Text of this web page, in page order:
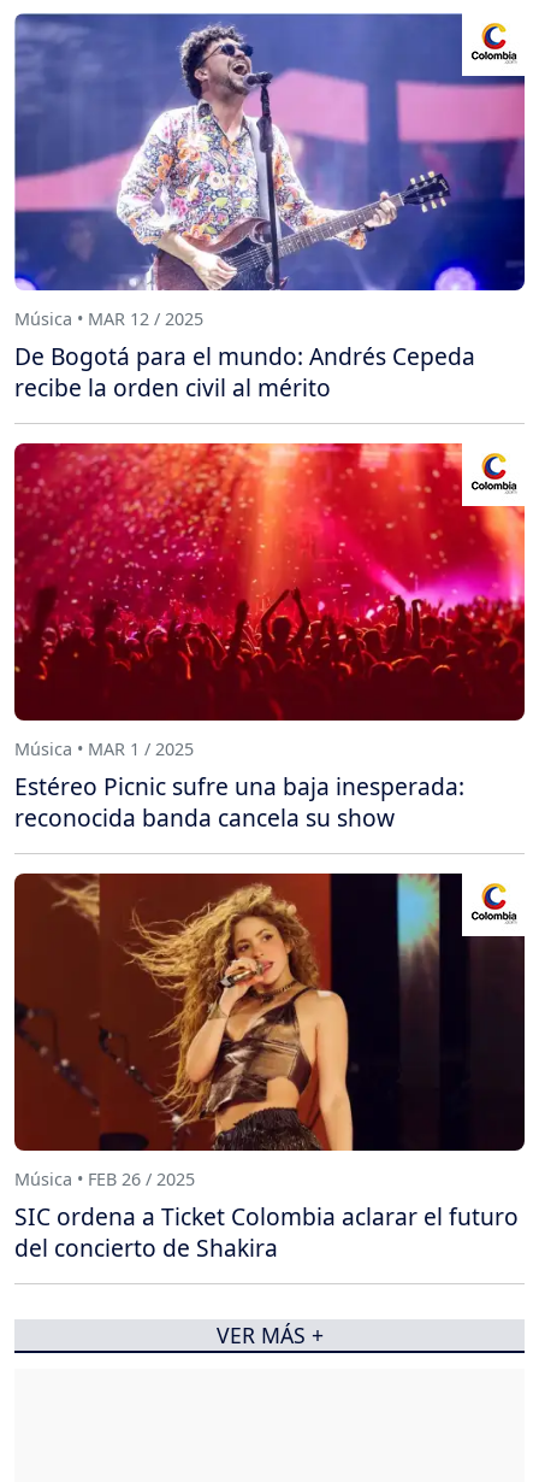
Música • MAR 12 / 2025
De Bogotá para el mundo: Andrés Cepeda
recibe la orden civil al mérito
Música • MAR 1 / 2025
Estéreo Picnic sufre una baja inesperada:
reconocida banda cancela su show
Música • FEB 26 / 2025
SIC ordena a Ticket Colombia aclarar el futuro
del concierto de Shakira
VER MÁS +